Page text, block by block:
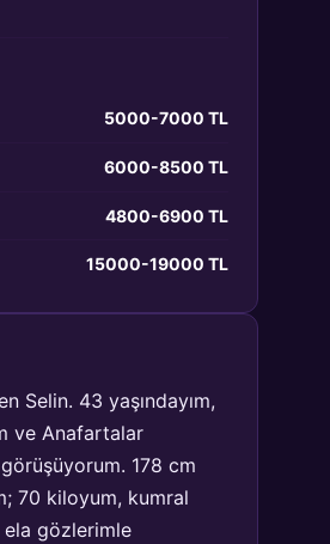
5000-7000 TL
6000-8500 TL
4800-6900 TL
15000-19000 TL
Selin. 43 yaşındayım,
ve Anafartalar
178 cm
70 kiloyum, kumral
ela gözlerimle